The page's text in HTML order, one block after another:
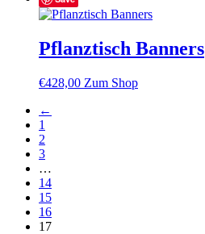
Pflanztisch Banners
€428,00 Zum Shop
←
1
2
3
…
14
15
16
17